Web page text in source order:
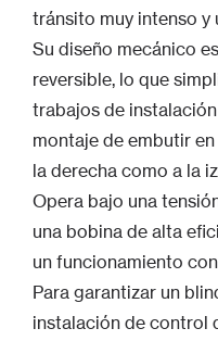
tránsito muy intenso y
Su diseño mecánico
reversible, lo que
trabajos de
montaje de embutir
la derecha como a la
Opera bajo una
una bobina de alta
un funcionamiento
Para garantizar un
instalación de control